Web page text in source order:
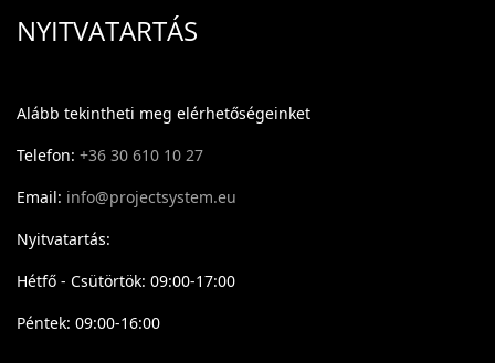
NYITVATARTÁS
Alább tekintheti meg elérhetőségeinket
Telefon: +36 30 610 10 27
Email: info@projectsystem.eu
Nyitvatartás:
Hétfő - Csütörtök: 09:00-17:00
Péntek: 09:00-16:00